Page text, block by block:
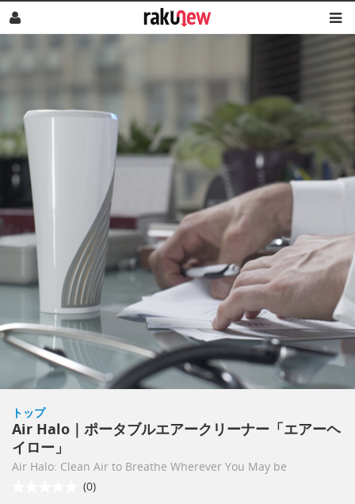
トップ
Air Halo｜ポータブルエアークリーナー「エアーヘ
イロー」
Air Halo: Clean Air to Breathe Wherever You May be
(0)